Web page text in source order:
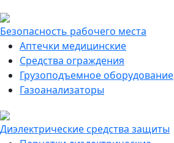
Безопасность рабочего места
Аптечки медицинские
Средства ограждения
Грузоподъемное оборудование
Газоанализаторы
Диэлектрические средства защиты